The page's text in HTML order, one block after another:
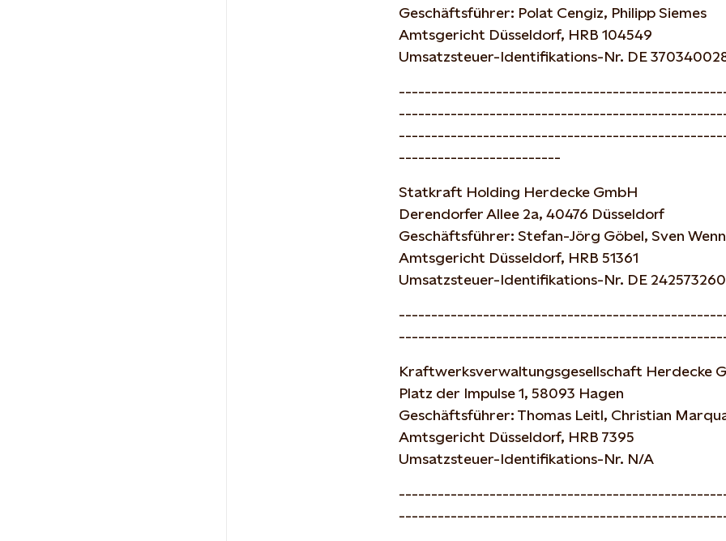
Geschäftsführer: Polat Cengiz, Philipp Siemes
Amtsgericht Düsseldorf, HRB 104549
Umsatzsteuer-Identifikations-Nr. DE
-------------------------
Statkraft Holding Herdecke GmbH
Derendorfer Allee 2a, 40476 Düsseldorf
Geschäftsführer: Stefan-Jörg Göbel, Sven
Amtsgericht Düsseldorf, HRB 51361
Umsatzsteuer-Identifikations-Nr. DE 242573260
Kraftwerksverwaltungsgesellschaft Herdecke
Platz der Impulse 1, 58093 Hagen
Geschäftsführer: Thomas Leitl, Christian
Amtsgericht Düsseldorf, HRB 7395
Umsatzsteuer-Identifikations-Nr. N/A